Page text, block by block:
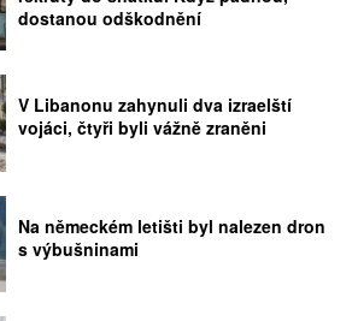
dostanou odškodnění
V Libanonu zahynuli dva izraelští
vojáci, čtyři byli vážně zraněni
Na německém letišti byl nalezen dron
s výbušninami